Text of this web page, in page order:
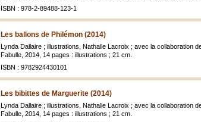
ISBN : 978-2-89488-123-1
Les ballons de Philémon (2014)
Lynda Dallaire ; illustrations, Nathalie Lacroix ; avec la collaboration
Fabulle, 2014, 14 pages : illustrations ; 21 cm.
ISBN : 9782924430101
Les bibittes de Marguerite (2014)
Lynda Dallaire ; illustrations, Nathalie Lacroix ; avec la collaboration
Fabulle, 2014, 14 pages : illustrations ; 21 cm.